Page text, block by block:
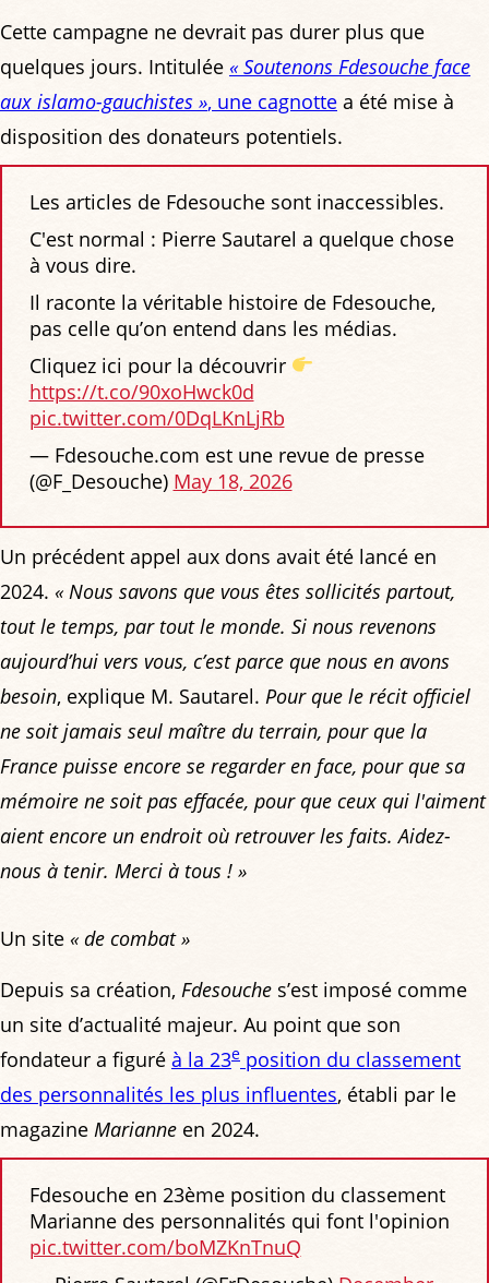
Cette campagne ne devrait pas durer plus que
quelques jours. Intitulée « Soutenons Fdesouche face
aux islamo-gauchistes », une cagnotte a été mise à
disposition des donateurs potentiels.
Les articles de Fdesouche sont inaccessibles.
C'est normal : Pierre Sautarel a quelque chose
à vous dire.
Il raconte la véritable histoire de Fdesouche,
pas celle qu’on entend dans les médias.
Cliquez ici pour la découvrir
https://t.co/90xoHwck0d
pic.twitter.com/0DqLKnLjRb
— Fdesouche.com est une revue de presse
(@F_Desouche) May 18, 2026
Un précédent appel aux dons avait été lancé en
2024. « Nous savons que vous êtes sollicités partout,
tout le temps, par tout le monde. Si nous revenons
aujourd’hui vers vous, c’est parce que nous en avons
besoin, explique M. Sautarel. Pour que le récit officiel
ne soit jamais seul maître du terrain, pour que la
France puisse encore se regarder en face, pour que sa
mémoire ne soit pas effacée, pour que ceux qui l'aiment
aient encore un endroit où retrouver les faits. Aidez-
nous à tenir. Merci à tous ! »
Un site « de combat »
Depuis sa création, Fdesouche s’est imposé comme
un site d’actualité majeur. Au point que son
fondateur a figuré à la 23e position du classement
des personnalités les plus influentes, établi par le
magazine Marianne en 2024.
Fdesouche en 23ème position du classement
Marianne des personnalités qui font l'opinion
pic.twitter.com/boMZKnTnuQ